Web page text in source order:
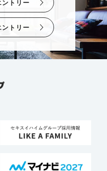
トリー
トリー